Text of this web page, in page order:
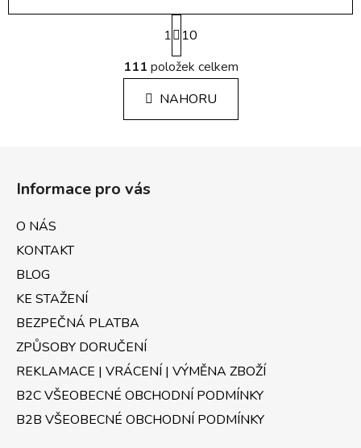
O
v
l
á
d
u
S
t
r
á
n
k
1
10
111 položek celkem
NAHORU
Informace pro vás
O NÁS
KONTAKT
BLOG
KE STAŽENÍ
BEZPEČNÁ PLATBA
ZPŮSOBY DORUČENÍ
REKLAMACE | VRÁCENÍ | VÝMĚNA ZBOŽÍ
B2C VŠEOBECNÉ OBCHODNÍ PODMÍNKY
B2B VŠEOBECNÉ OBCHODNÍ PODMÍNKY